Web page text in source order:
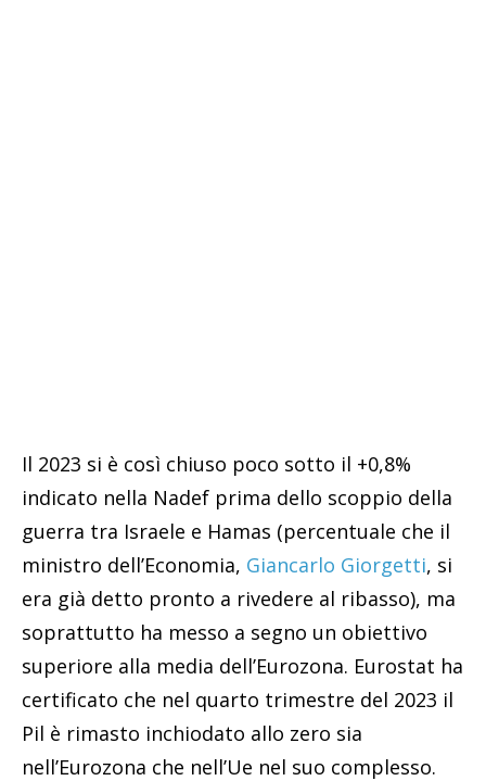
Il 2023 si è così chiuso poco sotto il +0,8%
indicato nella Nadef prima dello scoppio della
guerra tra Israele e Hamas (percentuale che il
ministro dell’Economia, Giancarlo Giorgetti, si
era già detto pronto a rivedere al ribasso), ma
soprattutto ha messo a segno un obiettivo
superiore alla media dell’Eurozona. Eurostat ha
certificato che nel quarto trimestre del 2023 il
Pil è rimasto inchiodato allo zero sia
nell’Eurozona che nell’Ue nel suo complesso.